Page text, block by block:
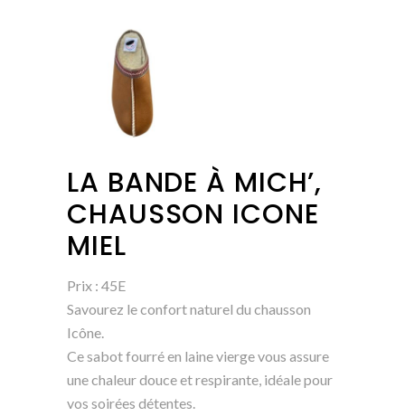
LA BANDE À MICH’,
CHAUSSON ICONE
MIEL
Prix : 45E
Savourez le confort naturel du chausson
Icône.
Ce sabot fourré en laine vierge vous assure
une chaleur douce et respirante, idéale pour
vos soirées détentes.